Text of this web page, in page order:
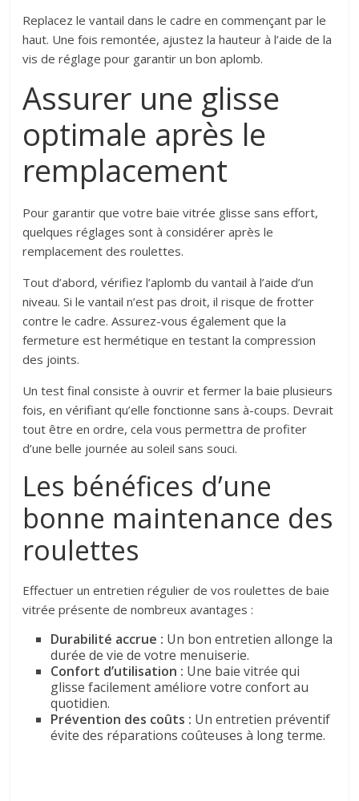
Replacez le vantail dans le cadre en commençant par le
haut. Une fois remontée, ajustez la hauteur à l’aide de la
vis de réglage pour garantir un bon aplomb.
Assurer une glisse
optimale après le
remplacement
Pour garantir que votre baie vitrée glisse sans effort,
quelques réglages sont à considérer après le
remplacement des roulettes.
Tout d’abord, vérifiez l’aplomb du vantail à l’aide d’un
niveau. Si le vantail n’est pas droit, il risque de frotter
contre le cadre. Assurez-vous également que la
fermeture est hermétique en testant la compression
des joints.
Un test final consiste à ouvrir et fermer la baie plusieurs
fois, en vérifiant qu’elle fonctionne sans à-coups. Devrait
tout être en ordre, cela vous permettra de profiter
d’une belle journée au soleil sans souci.
Les bénéfices d’une
bonne maintenance des
roulettes
Effectuer un entretien régulier de vos roulettes de baie
vitrée présente de nombreux avantages :
Durabilité accrue : Un bon entretien allonge la
durée de vie de votre menuiserie.
Confort d’utilisation : Une baie vitrée qui
glisse facilement améliore votre confort au
quotidien.
Prévention des coûts : Un entretien préventif
évite des réparations coûteuses à long terme.